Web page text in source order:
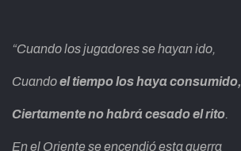
“Cuando los jugadores se hayan ido,
Cuandoel tiempo los haya consumido,
Ciertamente no habrá cesado el rito.
En el Oriente se encendió esta guerra